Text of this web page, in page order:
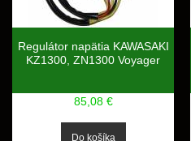
Regulátor napätia KAWASAKI
KZ1300, ZN1300 Voyager
85,08 €